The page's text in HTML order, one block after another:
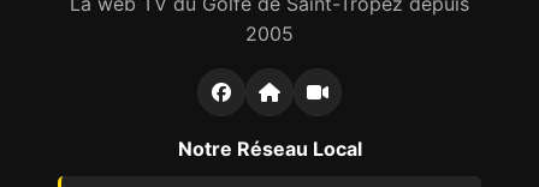
2005
Notre Réseau Local